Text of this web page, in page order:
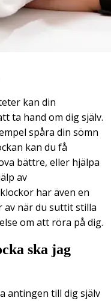
kan din
ta hand om dig själv.
spåra din sömn
kan du få
bättre, eller hjälpa
av
har även en
av när du suttit stilla
om att röra på dig.
ska jag
antingen till dig själv